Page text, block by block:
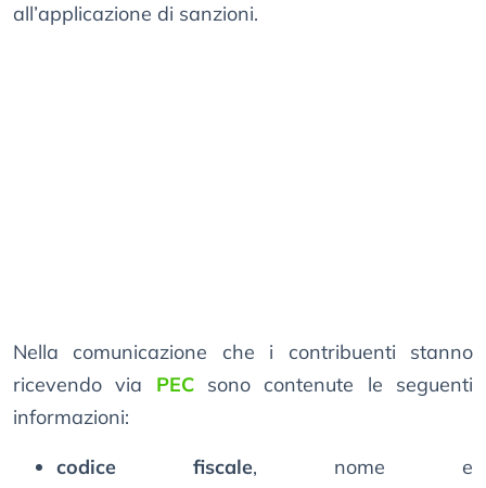
all’applicazione di sanzioni.
Nella comunicazione che i contribuenti stanno
ricevendo via PECsono contenute le seguenti
informazioni:
codice fiscale, nome e